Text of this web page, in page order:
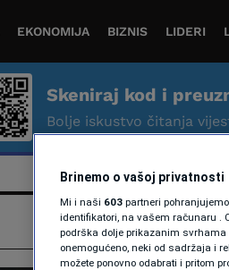
EKONOMIJA BIZNIS LIDERI
Skeniraj kod i
Bolje iskustvo čitanja
Brinemo o vašoj privatnosti
Mi i naši 603 partneri
identifikatori, na vašem računaru .
podrška dolje prikazanim svrhama
onemogućeno, neki od sadržaja i
možete ponovno odabrati i pritom